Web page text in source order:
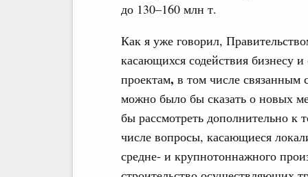
до 130–160 млн т.
Как я уже говорил,
касающихся содействия бизнесу
проектам, в том числе связанным
можно было бы сказать о новых
бы рассмотреть дополнительно
числе вопросы, касающиеся
средне- и крупнотоннажного